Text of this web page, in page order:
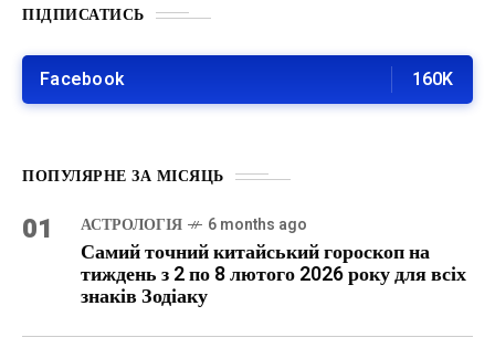
ПІДПИСАТИСЬ
Facebook 160K
ПОПУЛЯРНЕ ЗА МІСЯЦЬ
01 АСТРОЛОГІЯ 6 months ago
Самий точний китайський гороскоп на
тиждень з 2 по 8 лютого 2026 року для всіх
знаків Зодіаку